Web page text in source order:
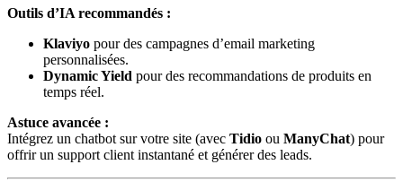
Outils d’IA recommandés :
Klaviyo pour des campagnes d’email marketing
personnalisées.
Dynamic Yield pour des recommandations de produits en
temps réel.
Astuce avancée :
Intégrez un chatbot sur votre site (avec Tidio ou ManyChat) pour
offrir un support client instantané et générer des leads.